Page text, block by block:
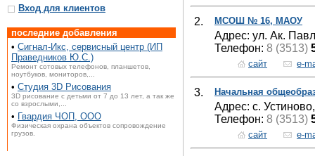
Вход для клиентов
последние добавления
• Сигнал-Икс, сервисный центр (ИП
Праведников Ю.С.)
Ремонт сотовых телефонов, планшетов,
ноутбуков, мониторов,...
• Студия 3D Рисования
3D рисование с детьми от 7 до 13 лет, а так же
со взрослыми,...
• Гвардия ЧОП, ООО
Физическая охрана объектов сопровождение
грузов.
2. МСОШ № 16, МАОУ
Адрес: ул. Ак.
Телефон: 8 (3513)
сайт e-
3. Начальная
Адрес: с.
Телефон: 8 (3513)
сайт e-